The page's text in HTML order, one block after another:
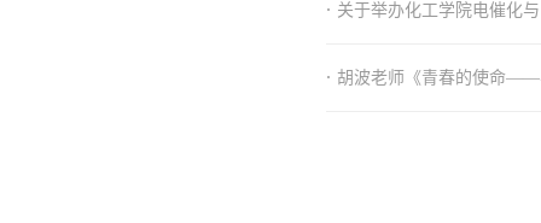
· 关于举办化工学院电催化
· 胡波老师《青春的使命——